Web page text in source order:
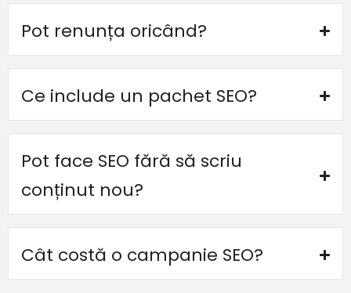
Pot renunța oricând?
Ce include un pachet SEO?
Pot face SEO fără să scriu
conținut nou?
Cât costă o campanie SEO?